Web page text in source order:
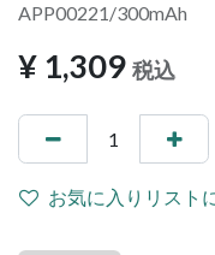
APP00221/300mAh
¥ 1,309 税込
お気に入りリスト